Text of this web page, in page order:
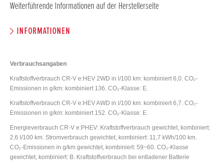
Weiterführende Informationen auf der Herstellerseite
INFORMATIONEN
Verbrauchsangaben
Kraftstoffverbrauch CR-V e:HEV 2WD in l/100 km: kombiniert 6,0. CO₂-
Emissionen in g/km: kombiniert 136. CO₂-Klasse: E.
Kraftstoffverbrauch CR-V e:HEV AWD in l/100 km: kombiniert 6,7. CO₂-
Emissionen in g/km: kombiniert 152. CO₂-Klasse: E.
Energieverbrauch CR-V e:PHEV: Kraftstoffverbrauch gewichtet, kombiniert:
2,6 l/100 km. Stromverbrauch gewichtet, kombiniert: 11,7 kWh/100 km.
CO₂-Emissionen in g/km gewichtet, kombiniert: 59−60. CO₂-Klasse
gewichtet, kombiniert: B. Kraftstoffverbrauch bei entladener Batterie